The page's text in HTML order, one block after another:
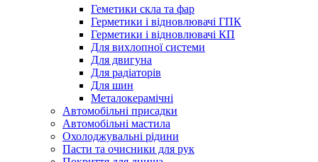
Геметики скла та фар
Герметики і відновлювачі ГПК
Герметики і відновлювачі КП
Для вихлопної системи
Для двигуна
Для радіаторів
Для шин
Металокерамічні
Автомобільні присадки
Автомобільні мастила
Охолоджувальні рідини
Пасти та очисники для рук